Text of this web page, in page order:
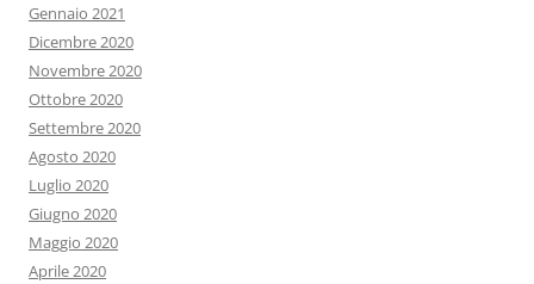
Gennaio 2021
Dicembre 2020
Novembre 2020
Ottobre 2020
Settembre 2020
Agosto 2020
Luglio 2020
Giugno 2020
Maggio 2020
Aprile 2020